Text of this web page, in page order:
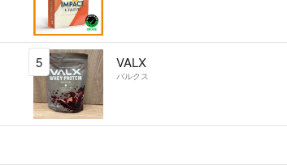
5 VALX
バルクス